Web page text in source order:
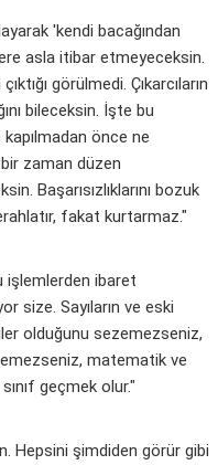
'kendi bacağından
asla itibar etmeyeceksin.
görülmedi. Çıkarcıların
bileceksin. İşte bu
önce ne
zaman düzen
Başarısızlıklarını bozuk
fakat kurtarmaz."
işlemlerden ibaret
size. Sayıların ve eski
olduğunu sezemezseniz,
matematik ve
geçmek olur."
Hepsini şimdiden görür gibi